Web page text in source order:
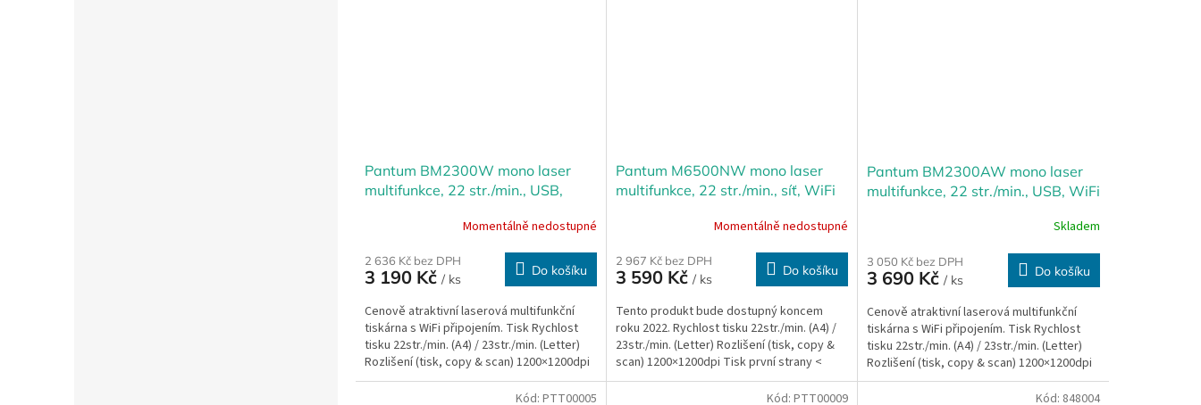
Pantum BM2300W mono laser
multifunkce, 22 str./min., USB,
Momentálně nedostupné
2 636 Kč bez DPH
3 190 Kč / ks
Do košíku
Cenově atraktivní laserová multifunkční
tiskárna s WiFi připojením. Tisk Rychlost
tisku 22str./min. (A4) / 23str./min. (Letter)
Rozlišení (tisk, copy & scan) 1200×1200dpi
Tisk...
Pantum M6500NW mono laser
multifunkce, 22 str./min., síť, WiFi
Momentálně nedostupné
2 967 Kč bez DPH
3 590 Kč / ks
Do košíku
Tento produkt bude dostupný koncem
roku 2022. Rychlost tisku 22str./min. (A4) /
23str./min. (Letter) Rozlišení (tisk, copy &
scan) 1200×1200dpi Tisk první strany <
7.8s...
Pantum BM2300AW mono laser
multifunkce, 22 str./min., USB, WiFi
Skladem
3 050 Kč bez DPH
3 690 Kč / ks
Do košíku
Cenově atraktivní laserová multifunkční
tiskárna s WiFi připojením. Tisk Rychlost
tisku 22str./min. (A4) / 23str./min. (Letter)
Rozlišení (tisk, copy & scan) 1200×1200dpi
Tisk...
Kód: PTT00005 Kód: PTT00009 Kód: 848004